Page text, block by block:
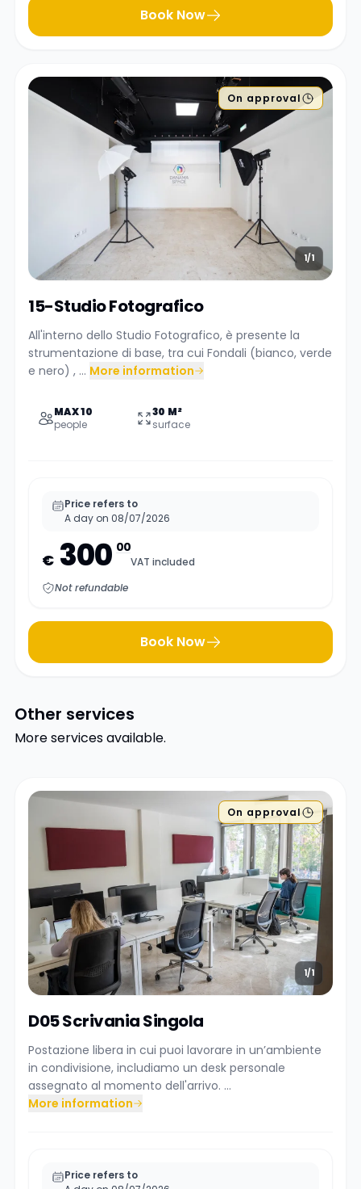
Book Now
On approval
1/1
15-Studio Fotografico
All'interno dello Studio Fotografico, è presente la
strumentazione di base, tra cui Fondali (bianco, verde
e nero) , ... More information
MAX 10
people
30 M²
surface
Price refers to
A day on 08/07/2026
€ 300 00
VAT included
Not refundable
Book Now
Other services
More services available.
On approval
1/1
D05 Scrivania Singola
Postazione libera in cui puoi lavorare in un’ambiente
in condivisione, includiamo un desk personale
assegnato al momento dell'arrivo. ...
More information
Price refers to